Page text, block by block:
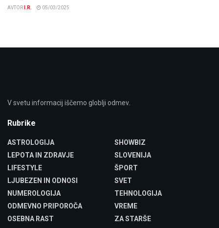
AVTOR I.R. 05/03/2025
V svetu informacij iščemo globlji odmev.
Rubrike
ASTROLOGIJA
LEPOTA IN ZDRAVJE
LIFESTYLE
LJUBEZEN IN ODNOSI
NUMEROLOGIJA
ODMEVNO PRIPOROČA
OSEBNA RAST
SHOWBIZ
SLOVENIJA
ŠPORT
SVET
TEHNOLOGIJA
VREME
ZA STARŠE